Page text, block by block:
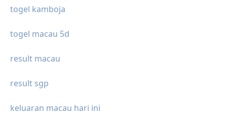
togel kamboja
togel macau 5d
result macau
result sgp
keluaran macau hari ini